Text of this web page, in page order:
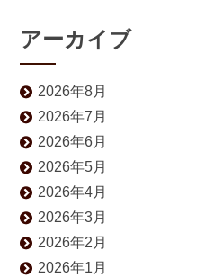
アーカイブ
2026年8月
2026年7月
2026年6月
2026年5月
2026年4月
2026年3月
2026年2月
2026年1月